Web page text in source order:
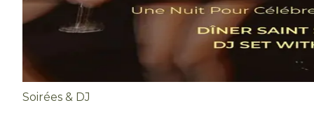
Soirées & DJ